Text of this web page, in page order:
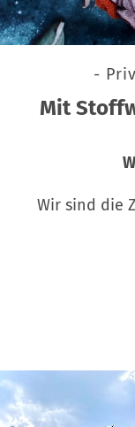
-
Mit
Wir sind die